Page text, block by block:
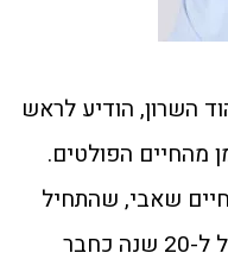
השרון, הודיע לראש
מהחיים הפולטים.
שאבי, שהתחיל
את הקדנציה ה-5 שלו ומכהן מעל ל-20 שנה כחבר